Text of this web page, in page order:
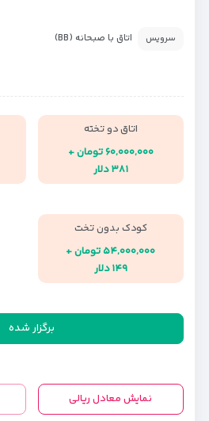
سرویس اتاق با صبحانه (BB)
اتاق دو تخته
۶۰,۰۰۰,۰۰۰ تومان +
۳۸۱ دلار
کودک بدون تخت
۵۴,۰۰۰,۰۰۰ تومان +
۱۴۹ دلار
برگزار شده
نمایش معادل ریالی